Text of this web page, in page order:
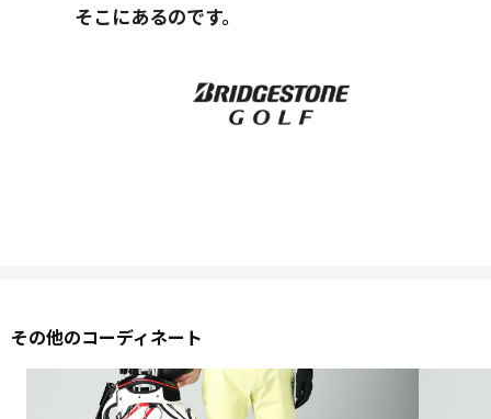
そこにあるのです。
その他のコーディネート
2026 SPRING & SUMMER WEAR COLLECTION